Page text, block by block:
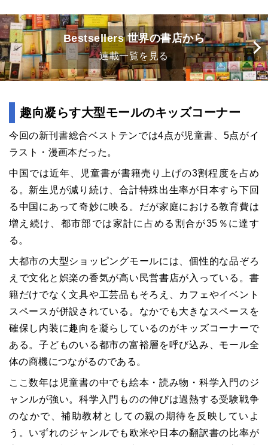
Bestsellers 世界の書店から
連載一覧を見る
趣向凝らす大型モールのキッズコーナー
今回の新刊書総合ベストテンでは4点が児童書、5点がイ
ラスト・漫画本だった。
中国では近年、児童書が書籍売り上げの3割程度を占め
る。新生児が減り続け、合計特殊出生率が日本すら下回
る中国にあって奇妙に映る。だが家庭における教育費は
増え続け、都市部では家計に占める割合が35％に達す
る。
大都市の大型ショッピングモールには、個性的な品ぞろ
えで文化と娯楽の香気が高い民営書店が入っている。書
籍だけでなく文具や工芸品もそろえ、カフェやイベント
スペースが併設されている。なかでも大きなスペースを
確保し内装に趣向を凝らしているのがキッズコーナーで
ある。子どものいる都市の富裕層を呼び込み、モール全
体の商機につながるのである。
ここ数年は児童書の中でも絵本・読み物・科学入門のジ
ャンルが強い。科学入門ものの伸びは過熱する受験戦争
のなかで、補助教材としての親の期待を反映していよ
う。いずれのジャンルでも欧米や日本の翻訳書の比率が